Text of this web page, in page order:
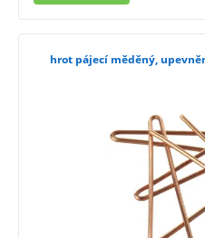
hrot pájecí měděný,